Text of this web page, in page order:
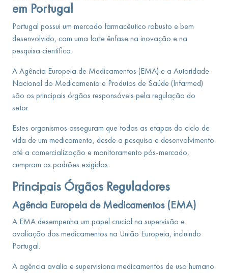
em Portugal
Portugal possui um mercado farmacêutico robusto e bem
desenvolvido, com uma forte ênfase na inovação e na
pesquisa científica.
A Agência Europeia de Medicamentos (EMA) e a Autoridade
Nacional do Medicamento e Produtos de Saúde (Infarmed)
são os principais órgãos responsáveis pela regulação do
setor.
Estes organismos asseguram que todas as etapas do ciclo de
vida de um medicamento, desde a pesquisa e desenvolvimento
até a comercialização e monitoramento pós-mercado,
cumpram os padrões exigidos.
Principais Órgãos Reguladores
Agência Europeia de Medicamentos (EMA)
A EMA desempenha um papel crucial na supervisão e
avaliação dos medicamentos na União Europeia, incluindo
Portugal.
A agência avalia e supervisiona medicamentos de uso humano